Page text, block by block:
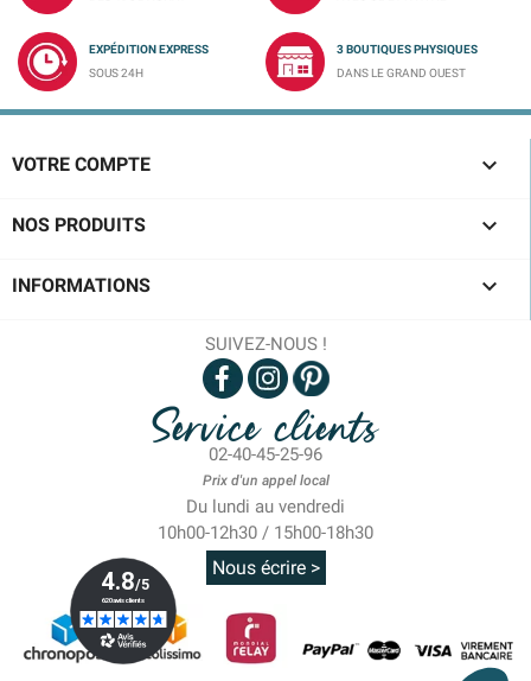
EXPÉDITION EXPRESS
SOUS 24H
3 BOUTIQUES PHYSIQUES
DANS LE GRAND OUEST
VOTRE COMPTE 
NOS PRODUITS 
INFORMATIONS 
SUIVEZ-NOUS !
Service clients
02-40-45-25-96
Prix d'un appel local
Du lundi au vendredi
10h00-12h30 / 15h00-18h30
Nous écrire >